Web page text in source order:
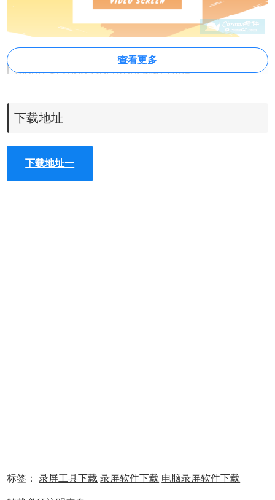
Video Screen Recorder插件功能
1、一键录屏
2、屏幕截图。
3、抓住所需区域。
4、自动视频下载。
2、最新版本的chrome浏览器直接拖放安装时会出现“程序包
查看更多
下载地址
下载地址一
标签： 录屏工具下载 录屏软件下载 电脑录屏软件下载